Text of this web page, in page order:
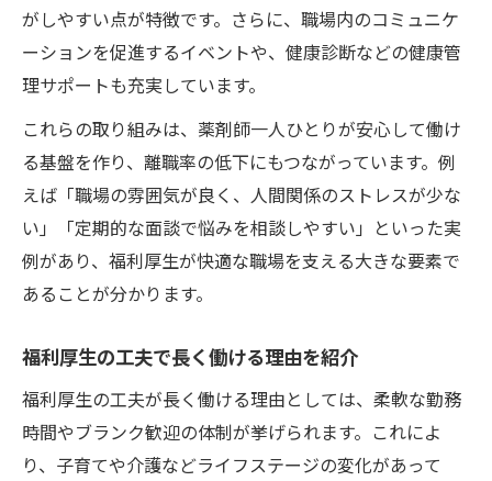
がしやすい点が特徴です。さらに、職場内のコミュニケ
ーションを促進するイベントや、健康診断などの健康管
理サポートも充実しています。
これらの取り組みは、薬剤師一人ひとりが安心して働け
る基盤を作り、離職率の低下にもつながっています。例
えば「職場の雰囲気が良く、人間関係のストレスが少な
い」「定期的な面談で悩みを相談しやすい」といった実
例があり、福利厚生が快適な職場を支える大きな要素で
あることが分かります。
福利厚生の工夫で長く働ける理由を紹介
福利厚生の工夫が長く働ける理由としては、柔軟な勤務
時間やブランク歓迎の体制が挙げられます。これによ
り、子育てや介護などライフステージの変化があって